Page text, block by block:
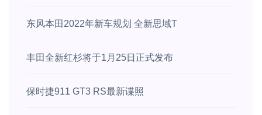
东风本田2022年新车规划 全新思域T
丰田全新红杉将于1月25日正式发布
保时捷911 GT3 RS最新谍照